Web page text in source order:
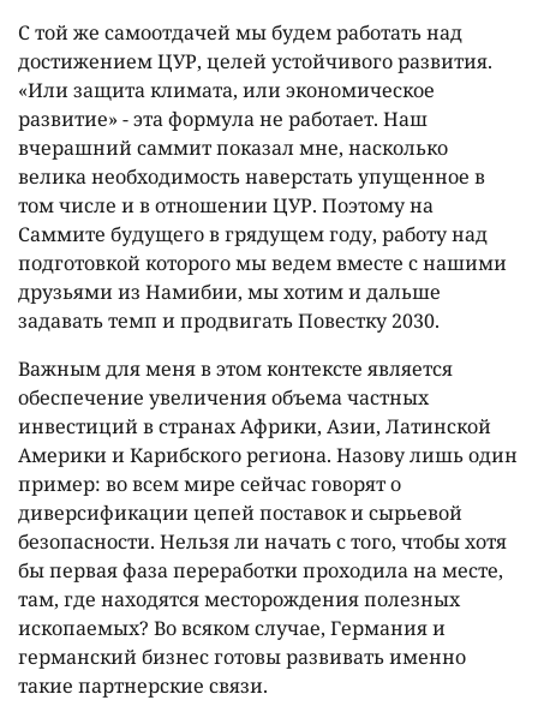
С той же самоотдачей мы будем работать над
достижением ЦУР, целей устойчивого развития.
«Или защита климата, или экономическое
развитие» - эта формула не работает. Наш
вчерашний саммит показал мне, насколько
велика необходимость наверстать упущенное в
том числе и в отношении ЦУР. Поэтому на
Саммите будущего в грядущем году, работу над
подготовкой которого мы ведем вместе с нашими
друзьями из Намибии, мы хотим и дальше
задавать темп и продвигать Повестку 2030.
Важным для меня в этом контексте является
обеспечение увеличения объема частных
инвестиций в странах Африки, Азии, Латинской
Америки и Карибского региона. Назову лишь один
пример: во всем мире сейчас говорят о
диверсификации цепей поставок и сырьевой
безопасности. Нельзя ли начать с того, чтобы хотя
бы первая фаза переработки проходила на месте,
там, где находятся месторождения полезных
ископаемых? Во всяком случае, Германия и
германский бизнес готовы развивать именно
такие партнерские связи.